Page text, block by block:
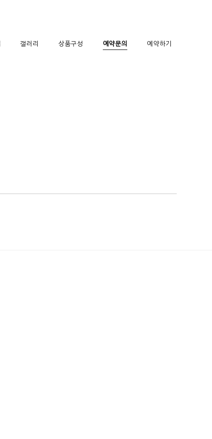
갤러리 상품구성 예약문의 예약하기